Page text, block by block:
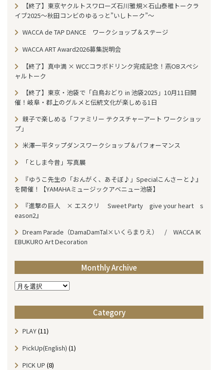
【終了】東京ヤクルトスワローズ石川雅規×石山泰稚トークラ
イブ2025〜秋田コンビのゆるっと”いしトーク”〜
WACCA de TAP DANCE ワークショップ＆ステージ
WACCA ART Award2026募集説明会
【終了】真中満 × WCCコラボドリンク完成記念！燕OBスペシ
ャルトーク
【終了】東京・池袋で「白鳥おどり in 池袋2025」10月11日開
催！岐阜・郡上のグルメと伝統文化が楽しめる1日
親子で楽しめる「ファミリー テクスチャーアート ワークショッ
プ」
米澤一平タップダンスワークショップ＆パフォーマンス
「としま今昔」写真展
『ゆうこ先生の「おんがく、あそぼ♪」Specialこんさーと♪』
を開催！【YAMAHAミュージックアベニュー池袋】
『進撃の巨人 × エスクリ Sweet Party give your heart s
eason2』
Dream Parade（DamaDamTal×いくらまりえ） / WACCA IK
EBUKURO Art Decoration
Monthly Archive
M
n
l
y
A
r
Category
PLAY(11)
PickUp(English) (1)
PICK UP (8)